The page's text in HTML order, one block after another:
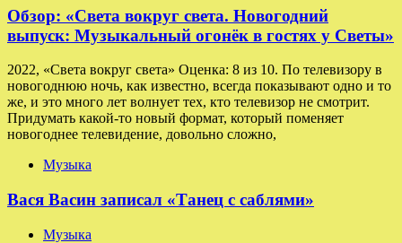
Обзор: «Света вокруг света. Новогодний
выпуск: Музыкальный огонёк в гостях у Светы»
2022, «Света вокруг света» Оценка: 8 из 10. По телевизору в
новогоднюю ночь, как известно, всегда показывают одно и то
же, и это много лет волнует тех, кто телевизор не смотрит.
Придумать какой-то новый формат, который поменяет
новогоднее телевидение, довольно сложно,
Музыка
Вася Васин записал «Танец с саблями»
Музыка